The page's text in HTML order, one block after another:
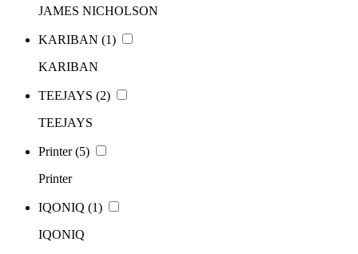
JAMES NICHOLSON
KARIBAN (1)
KARIBAN
TEEJAYS (2)
TEEJAYS
Printer(5)
Printer
IQONIQ (1)
IQONIQ